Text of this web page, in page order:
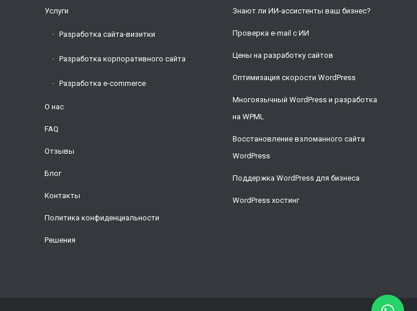
Услуги
Разработка сайта-визитки
Разработка корпоративного сайта
Разработка e-commerce
О нас
FAQ
Отзывы
Блог
Контакты
Политика конфиденциальности
Решения
Знают ли ИИ-ассистенты ваш бизнес?
Проверка e-mail с ИИ
Цены на разработку сайтов
Оптимизация скорости WordPress
Многоязычный WordPress и разработка
на WPML
Восстановление взломанного сайта
WordPress
Поддержка WordPress для бизнеса
WordPress хостинг